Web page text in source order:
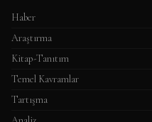
Haber
Araştırma
Kitap-Tanıtım
Temel Kavramlar
Tartışma